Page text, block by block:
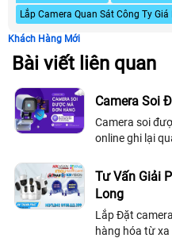
Lắp Camera Quan Sát Công Ty Giá
Khách Hàng Mới
Bài viết liên quan
Camera Soi
Camera soi
online ghi lại
hóa, giảm
xử lý khiếu nại
Tư Vấn Giải
Long
Lắp Đặt
hàng hóa từ xa qua